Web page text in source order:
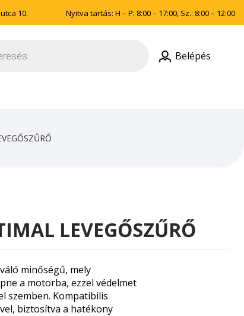
10. Nyitva tartás: H – P: 8:00 – 17:00, Sz.: 8:00 – 12:00
Belépés
LEVEGŐSZŰRŐ
minőségű, mely
a motorba, ezzel védelmet
szemben. Kompatibilis
biztosítva a hatékony